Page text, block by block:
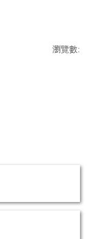
瀏覽數: